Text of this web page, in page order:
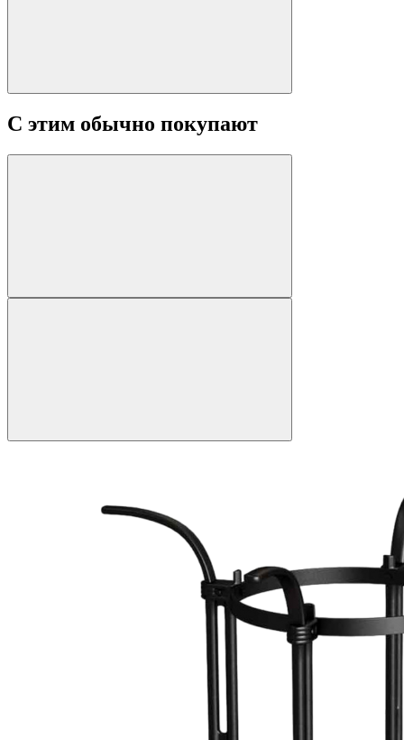
С этим обычно покупают